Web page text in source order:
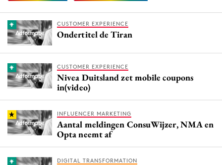
CUSTOMER EXPERIENCE
Ondertitel de Tiran
CUSTOMER EXPERIENCE
Nivea Duitsland zet mobile coupons
in(video)
INFLUENCER MARKETING
Aantal meldingen ConsuWijzer, NMA en
Opta neemt af
DIGITAL TRANSFORMATION